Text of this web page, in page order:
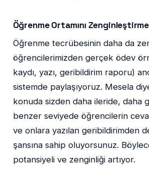
Öğrenme Ortamını
Öğrenme tecrübesinin daha da
öğrencilerimizden gerçek ödev
kaydı, yazı, geribildirim raporu)
sistemde paylaşıyoruz. Mesela
konuda sizden daha ileride, daha
benzer seviyede öğrencilerin
ve onlara yazılan geribildirimden
şansına sahip oluyorsunuz.
potansiyeli ve zenginliği artıyor.